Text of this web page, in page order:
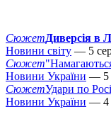
СюжетДиверсія в
Новини світу — 5
Сюжет
Новини України — 5
СюжетУдари по
Новини України — 4